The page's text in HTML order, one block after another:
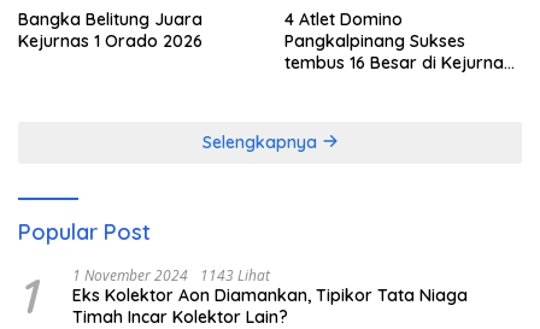
Bangka Belitung Juara
Kejurnas 1 Orado 2026
4 Atlet Domino
Pangkalpinang Sukses
tembus 16 Besar di Kejurnas
Selengkapnya
Popular Post
1 1 November 2024 1143 Lihat
Eks Kolektor Aon Diamankan, Tipikor Tata Niaga
Timah Incar Kolektor Lain?